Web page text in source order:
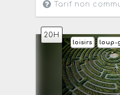
Tarif non
20H
loup-
loisirs